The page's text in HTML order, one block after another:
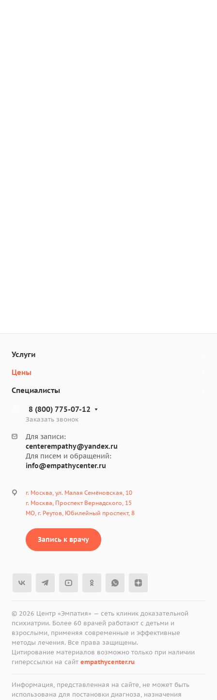
Услуги
Цены
Специалисты
8 (800) 775-07-12
Заказать звонок
Для записи:
centerempathy@yandex.ru
Для писем и обращений:
info@empathycenter.ru
г. Москва, ул. Малая Семёновская, 10
г. Москва, Проспект Вернадского, 15
МО, г. Реутов, Юбилейный проспект, 8
Запись к врачу
© 2026 Центр «Эмпатия» — сеть клиник доказательной
психиатрии. Более 60 врачей работают с детьми и
взрослыми, применяя современные и эффективные
методы лечения. Все права защищены.
Цитирование материалов возможно только при наличии
гиперссылки на сайт empathycenter.ru
Информация, представленная на сайте, не может быть
использована для постановки диагноза, назначения